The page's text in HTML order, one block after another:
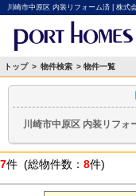
川崎市中原区 内装リフォーム済 | 株式
トップ > 物件検索 > 物件一覧
川崎市中原区 内装リフォ
7件 (総物件数： 8件)